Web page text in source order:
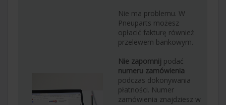
Nie ma problemu. W
Pneuparts możesz
opłacić fakturę również
przelewem bankowym.
Nie zapomnij podać
numeru zamówienia
podczas dokonywania
płatności. Numer
zamówienia znajdziesz w